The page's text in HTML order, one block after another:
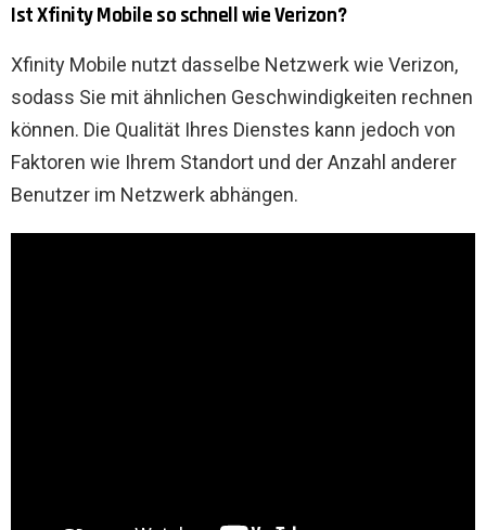
Ist Xfinity Mobile so schnell wie Verizon?
Xfinity Mobile nutzt dasselbe Netzwerk wie Verizon,
sodass Sie mit ähnlichen Geschwindigkeiten rechnen
können. Die Qualität Ihres Dienstes kann jedoch von
Faktoren wie Ihrem Standort und der Anzahl anderer
Benutzer im Netzwerk abhängen.